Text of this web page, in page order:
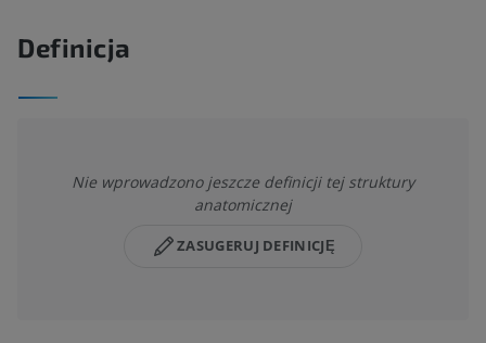
Definicja
Nie wprowadzono jeszcze definicji tej struktury
anatomicznej
ZASUGERUJ DEFINICJĘ